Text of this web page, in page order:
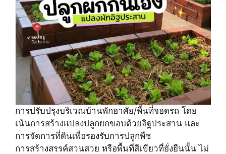
การปรับปรุงบริเวณบ้านพักอาศัย/พื้นที่จอดรถ โดย
เน้นการสร้างแปลงปลูกยกขอบด้วยอิฐประสาน และ
การจัดการที่ดินเพื่อรองรับการปลูกพืช
การสร้างสรรค์สวนสวย หรือพื้นที่สีเขียวที่ยั่งยืนนั้น ไม่